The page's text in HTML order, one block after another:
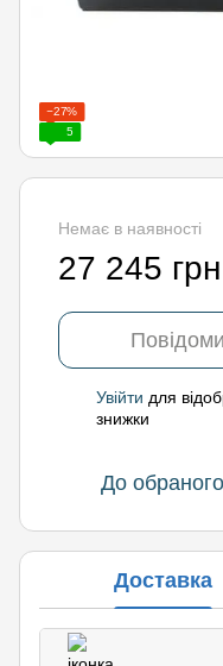
−27%
5
Немає в наявності
27 245 грн
Увійти для
знижки
До обраного
Доставка